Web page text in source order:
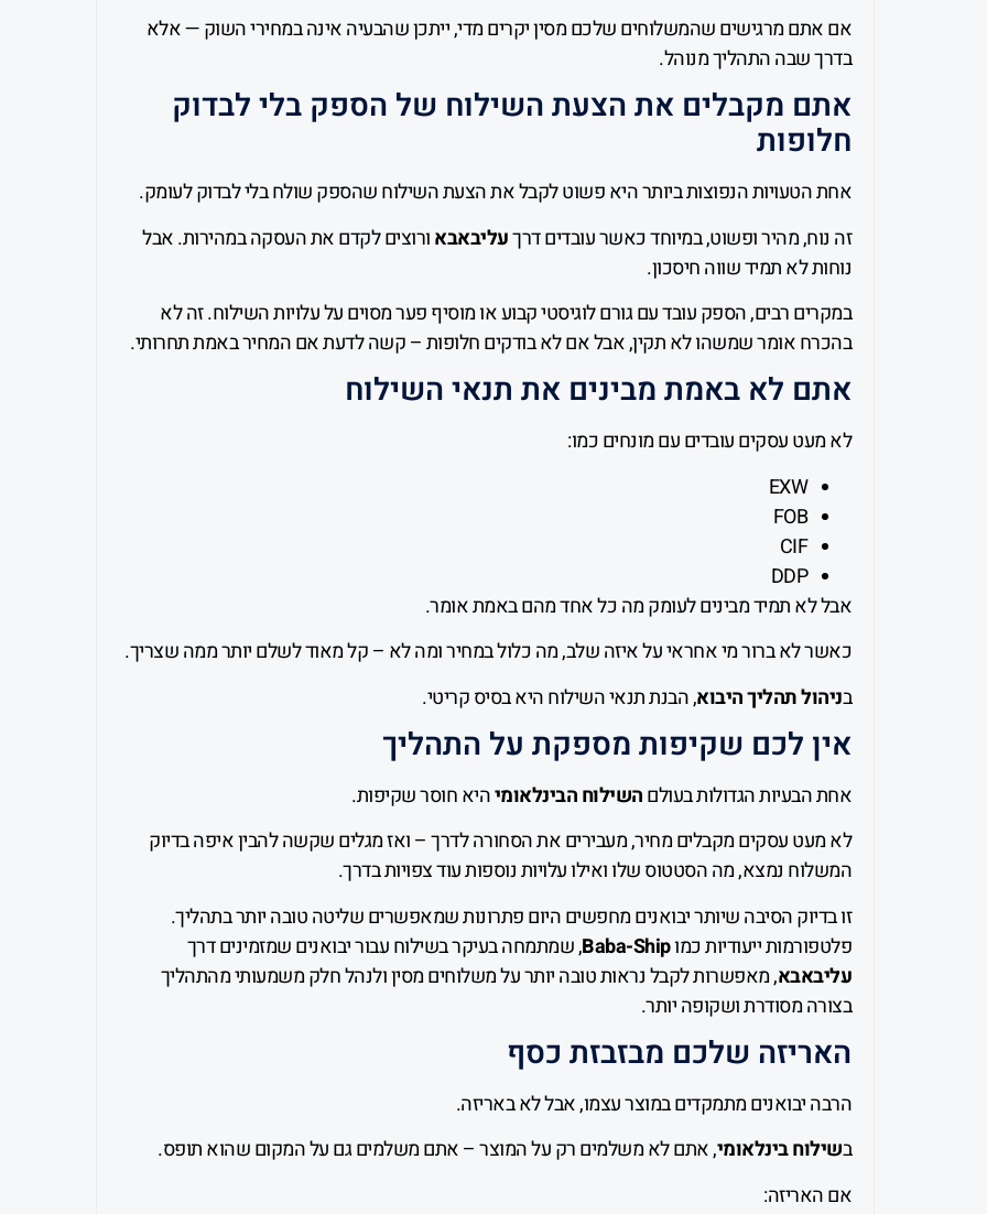
אם אתם מרגישים שהמשלוחים שלכם מסין יקרים מדי, ייתכן שהבעיה אינה במחירי השוק — אלא
בדרך שבה התהליך מנוהל.
אתם מקבלים את הצעת השילוח של הספק בלי לבדוק
חלופות
אחת הטעויות הנפוצות ביותר היא פשוט לקבל את הצעת השילוח שהספק שולח בלי לבדוק לעומק.
זה נוח, מהיר ופשוט, במיוחד כאשר עובדים דרךעליבאבאורוצים לקדם את העסקה במהירות. אבל
נוחות לא תמיד שווה חיסכון.
במקרים רבים, הספק עובד עם גורם לוגיסטי קבוע או מוסיף פער מסוים על עלויות השילוח. זה לא
בהכרח אומר שמשהו לא תקין, אבל אם לא בודקים חלופות – קשה לדעת אם המחיר באמת תחרותי.
אתם לא באמת מבינים את תנאי השילוח
לא מעט עסקים עובדים עם מונחים כמו:
EXW
FOB
CIF
DDP
אבל לא תמיד מבינים לעומק מה כל אחד מהם באמת אומר.
כאשר לא ברור מי אחראי על איזה שלב, מה כלול במחיר ומה לא – קל מאוד לשלם יותר ממה שצריך.
בניהול תהליך היבוא, הבנת תנאי השילוח היא בסיס קריטי.
אין לכם שקיפות מספקת על התהליך
אחת הבעיות הגדולות בעולםהשילוח הבינלאומיהיא חוסר שקיפות.
לא מעט עסקים מקבלים מחיר, מעבירים את הסחורה לדרך – ואז מגלים שקשה להבין איפה בדיוק
המשלוח נמצא, מה הסטטוס שלו ואילו עלויות נוספות עוד צפויות בדרך.
זו בדיוק הסיבה שיותר יבואנים מחפשים היום פתרונות שמאפשרים שליטה טובה יותר בתהליך.
פלטפורמות ייעודיות כמוBaba-Ship, שמתמחה בעיקר בשילוח עבור יבואנים שמזמינים דרך
עליבאבא, מאפשרות לקבל נראות טובה יותר על משלוחים מסין ולנהל חלק משמעותי מהתהליך
בצורה מסודרת ושקופה יותר.
האריזה שלכם מבזבזת כסף
הרבה יבואנים מתמקדים במוצר עצמו, אבל לא באריזה.
בשילוח בינלאומי, אתם לא משלמים רק על המוצר – אתם משלמים גם על המקום שהוא תופס.
אם האריזה: